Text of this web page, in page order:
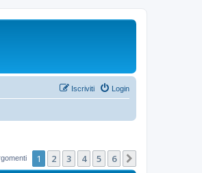
Login
Iscriviti
1 2 3 4 5 6